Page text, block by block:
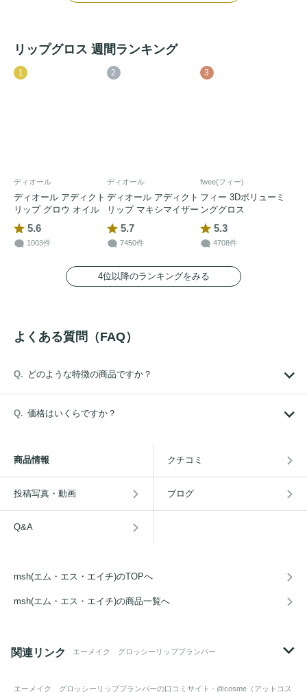
リップグロス 週間ランキング
1
ディオール
ディオール アディクト
リップ グロウ オイル
5.6
1003件
2
ディオール
ディオール アディクト
リップ マキシマイザー
5.7
7450件
3
fwee(フィー)
フィー 3Dボリューミ
ンググロス
5.3
4708件
4位以降のランキングをみる
よくある質問（FAQ）
どのような特徴の商品ですか？
価格はいくらですか？
商品情報 クチコミ
投稿写真・動画 ブログ
Q&A
msh(エム・エス・エイチ)のTOPへ
msh(エム・エス・エイチ)の商品一覧へ
関連リンク エーメイク グロッシーリッププランパー
エーメイク グロッシーリッププランパーの口コミサイト - @cosme（アットコス